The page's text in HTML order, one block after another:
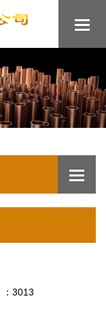
：3013